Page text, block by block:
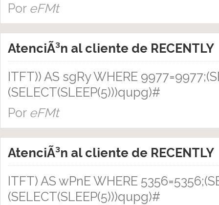
Por eFMt
AtenciÃ³n al cliente de RECENTLY
ITFT)) AS sgRy WHERE
(SELECT(SLEEP(5)))qupg)#
Por eFMt
AtenciÃ³n al cliente de RECENTLY
ITFT) AS wPnE WHERE
(SELECT(SLEEP(5)))qupg)#